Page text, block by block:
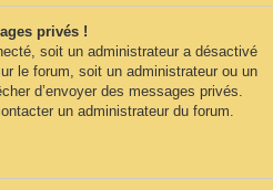
privés !
soit un administrateur a désactivé
le forum, soit un administrateur ou un
d’envoyer des messages privés.
un administrateur du forum.